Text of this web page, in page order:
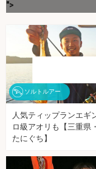
">
ソルトルアー
人気ティップランエギ
ロ級アオリも【三重県
たにぐち】